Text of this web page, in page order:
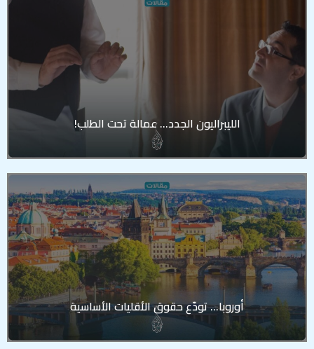
الليبراليون الجدد… عمالة تحت الطلب!
أوروبا… تودّع حقوق الأقليات الأساسية